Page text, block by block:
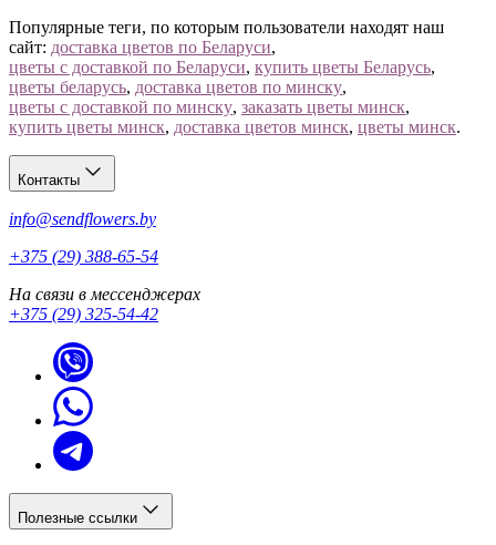
Популярные теги, по которым пользователи находят наш
сайт: доставка цветов по Беларуси,
цветы с доставкой по Беларуси, купить цветы Беларусь,
цветы беларусь, доставка цветов по минску,
цветы с доставкой по минску, заказать цветы минск,
купить цветы минск, доставка цветов минск, цветы минск.
Контакты
info@sendflowers.by
+375 (29) 388-65-54
На связи в мессенджерах
+375 (29) 325-54-42
Полезные ссылки